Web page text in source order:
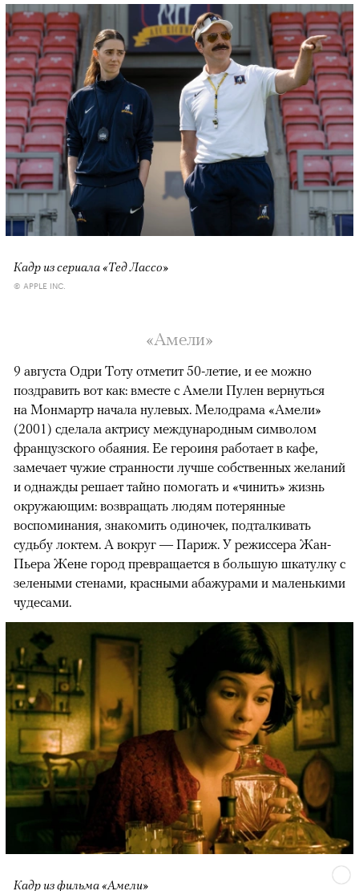
Кадр из сериала «Тед Лассо»
© APPLE INC.
«Амели»
9 августа Одри Тоту отметит 50-летие, и ее можно
поздравить вот как: вместе с Амели Пулен вернуться
на Монмартр начала нулевых. Мелодрама «Амели»
(2001) сделала актрису международным символом
французского обаяния. Ее героиня работает в кафе,
замечает чужие странности лучше собственных желаний
и однажды решает тайно помогать и «чинить» жизнь
окружающим: возвращать людям потерянные
воспоминания, знакомить одиночек, подталкивать
судьбу локтем. А вокруг — Париж. У режиссера Жан-
Пьера Жене город превращается в большую шкатулку с
зелеными стенами, красными абажурами и маленькими
чудесами.
Кадр из фильма «Амели»